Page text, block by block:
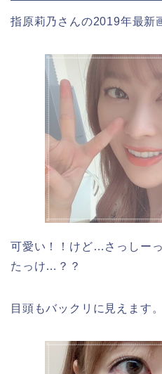
指原莉乃さんの2019年最新
可愛い！！けど…さっしー
たっけ…？？
目頭もバックリに見えます。